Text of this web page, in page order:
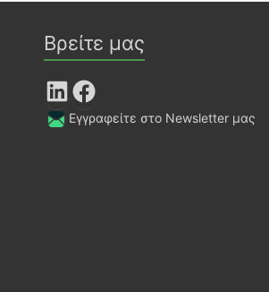
Βρείτε μας
LinkedIn Facebook
Εγγραφείτε στο Newsletter μας